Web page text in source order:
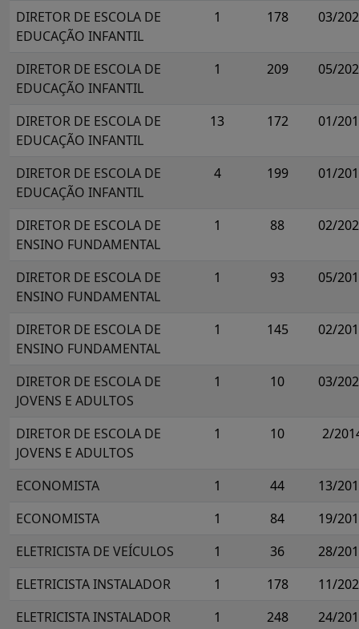
DIRETOR DE ESCOLA DE
EDUCAÇÃO INFANTIL
1 178 03/
DIRETOR DE ESCOLA DE
EDUCAÇÃO INFANTIL
1 209 05/
DIRETOR DE ESCOLA DE
EDUCAÇÃO INFANTIL
13 172 01/
DIRETOR DE ESCOLA DE
EDUCAÇÃO INFANTIL
4 199 01/
DIRETOR DE ESCOLA DE
ENSINO FUNDAMENTAL
1 88 02/
DIRETOR DE ESCOLA DE
ENSINO FUNDAMENTAL
1 93 05/
DIRETOR DE ESCOLA DE
ENSINO FUNDAMENTAL
1 145 02/
DIRETOR DE ESCOLA DE
JOVENS E ADULTOS
1 10 03/
DIRETOR DE ESCOLA DE
JOVENS E ADULTOS
1 10 2/
ECONOMISTA 1 44
13/
ECONOMISTA
1 84
19/
ELETRICISTA DE VEÍCULOS
1 36
28/
ELETRICISTA INSTALADOR
1 178
11/
ELETRICISTA INSTALADOR
1 248
24/